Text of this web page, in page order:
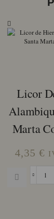
Licor
Marta
4,35 €